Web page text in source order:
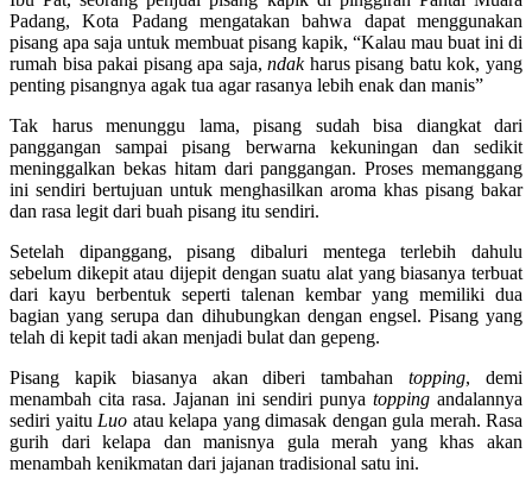
Padang, Kota Padang mengatakan bahwa dapat menggunakan
pisang apa saja untuk membuat pisang kapik, “Kalau mau buat ini di
rumah bisa pakai pisang apa saja,ndak harus pisang batu kok, yang
penting pisangnya agak tua agar rasanya lebih enak dan manis”
Tak harus menunggu lama, pisang sudah bisa diangkat dari
panggangan sampai pisang berwarna kekuningan dan sedikit
meninggalkan bekas hitam dari panggangan. Proses memanggang
ini sendiri bertujuan untuk menghasilkan aroma khas pisang bakar
dan rasa legit dari buah pisang itu sendiri.
Setelah dipanggang, pisang dibaluri mentega terlebih dahulu
sebelum dikepit atau dijepit dengan suatu alat yang biasanya terbuat
dari kayu berbentuk seperti talenan kembar yang memiliki dua
bagian yang serupa dan dihubungkan dengan engsel. Pisang yang
telah di kepit tadi akan menjadi bulat dan gepeng.
Pisang kapik biasanya akan diberi tambahantopping, demi
menambah cita rasa. Jajanan ini sendiri punya topping andalannya
sediri yaitu Luo atau kelapa yang dimasak dengan gula merah. Rasa
gurih dari kelapa dan manisnya gula merah yang khas akan
menambah kenikmatan dari jajanan tradisional satu ini.